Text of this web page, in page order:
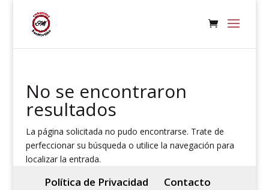
No se encontraron
resultados
La página solicitada no pudo encontrarse. Trate de
perfeccionar su búsqueda o utilice la navegación para
localizar la entrada.
Política de Privacidad Contacto